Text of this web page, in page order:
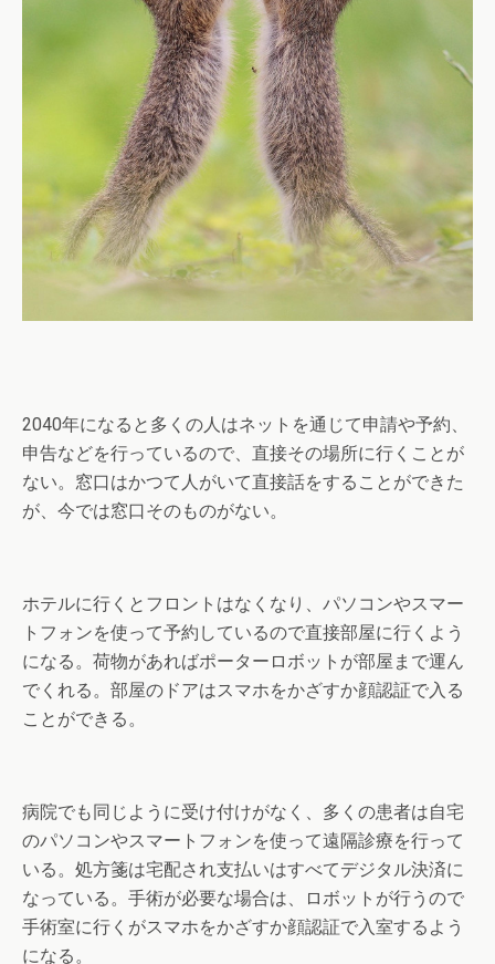
2040年になると多くの人はネットを通じて申請や予約、
申告などを行っているので、直接その場所に行くことが
ない。窓口はかつて人がいて直接話をすることができた
が、今では窓口そのものがない。
ホテルに行くとフロントはなくなり、パソコンやスマー
トフォンを使って予約しているので直接部屋に行くよう
になる。荷物があればポーターロボットが部屋まで運ん
でくれる。部屋のドアはスマホをかざすか顔認証で入る
ことができる。
病院でも同じように受け付けがなく、多くの患者は自宅
のパソコンやスマートフォンを使って遠隔診療を行って
いる。処方箋は宅配され支払いはすべてデジタル決済に
なっている。手術が必要な場合は、ロボットが行うので
手術室に行くがスマホをかざすか顔認証で入室するよう
になる。